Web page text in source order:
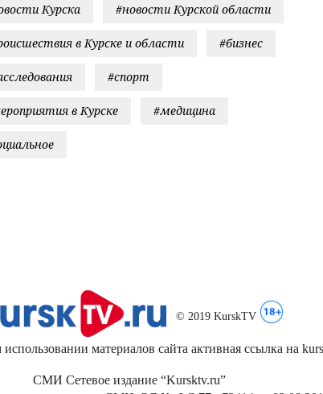
Курска #новости Курской области
в Курске и области #бизнес
#спорт
в Курске #медицина
© 2019 KurskTV
материалов сайта активная ссылка на
СМИ Сетевое издание “Kursktv.ru”